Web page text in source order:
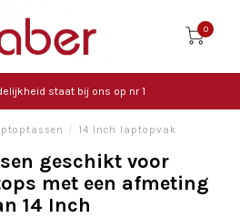
0
staat bij ons op nr 1
/ 14 Inch laptopvak
geschikt voor
met een afmeting
14 Inch